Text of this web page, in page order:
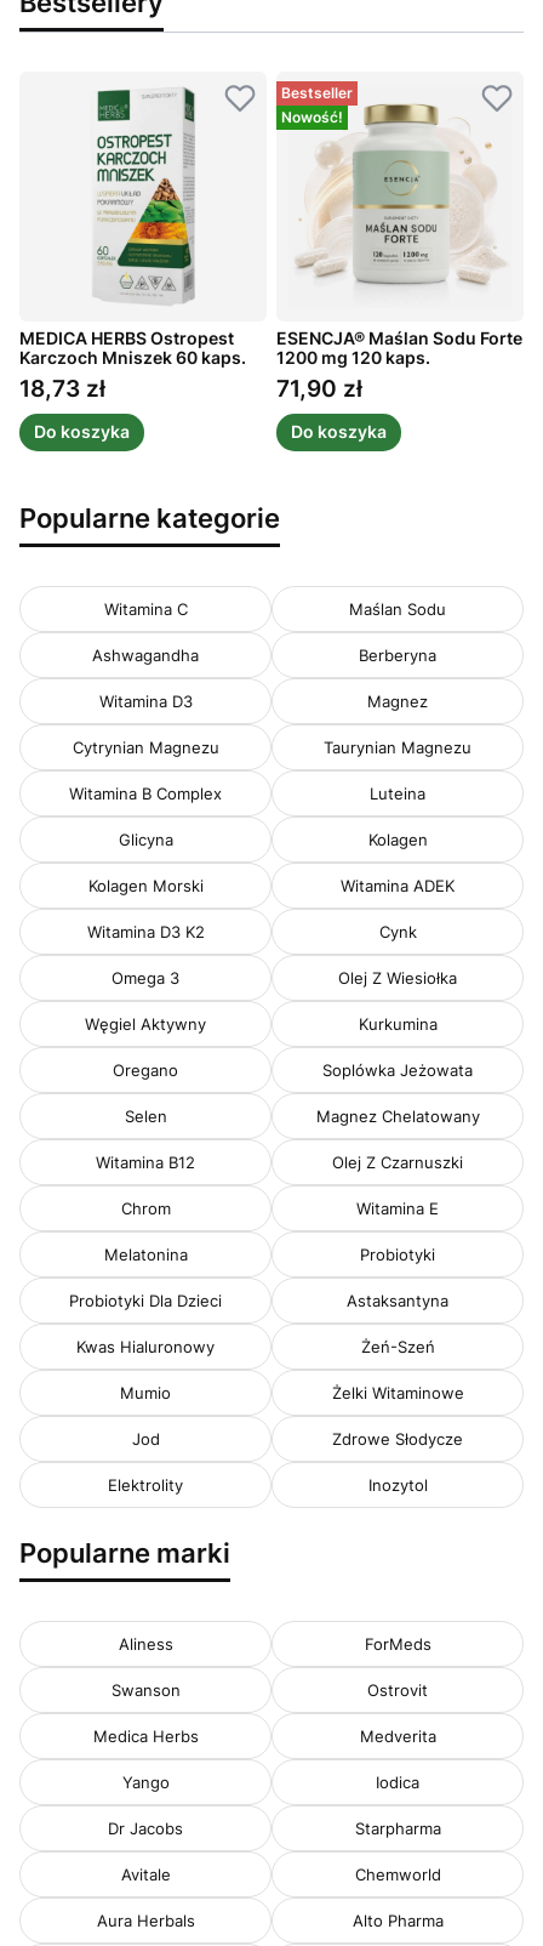
MEDICA HERBS Ostropest
Karczoch Mniszek 60 kaps.
Cena
18,73 zł
Do koszyka
Bestseller
Nowość!
ESENCJA® Maślan Sodu Forte
1200 mg 120 kaps.
Cena
71,90 zł
Do koszyka
Popularne kategorie
Witamina C Maślan Sodu
Ashwagandha Berberyna
Witamina D3 Magnez
Cytrynian Magnezu Taurynian Magnezu
Witamina B Complex Luteina
Glicyna Kolagen
Kolagen Morski Witamina ADEK
Witamina D3 K2 Cynk
Omega 3 Olej Z Wiesiołka
Węgiel Aktywny Kurkumina
Oregano Soplówka Jeżowata
Selen Magnez Chelatowany
Witamina B12 Olej Z Czarnuszki
Chrom Witamina E
Melatonina Probiotyki
Probiotyki Dla Dzieci Astaksantyna
Kwas Hialuronowy Żeń-Szeń
Mumio Żelki Witaminowe
Jod Zdrowe Słodycze
Elektrolity Inozytol
Popularne marki
Aliness ForMeds
Swanson Ostrovit
Medica Herbs Medverita
Yango Iodica
Dr Jacobs Starpharma
Avitale Chemworld
Aura Herbals Alto Pharma